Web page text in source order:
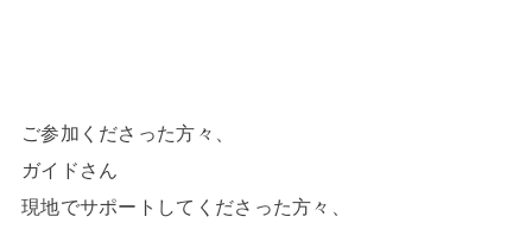
ご参加くださった方々、
ガイドさん
現地でサポートしてくださった方々、